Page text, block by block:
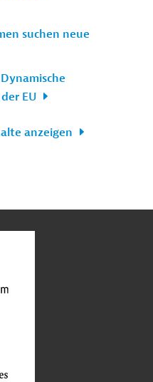
suchen neue
EU
anzeigen